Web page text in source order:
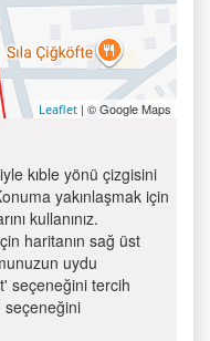
Leaflet | © Google Maps
kıble yönü çizgisini
yakınlaşmak için
kullanınız.
haritanın sağ üst
uydu
seçeneğini tercih
seçeneğini